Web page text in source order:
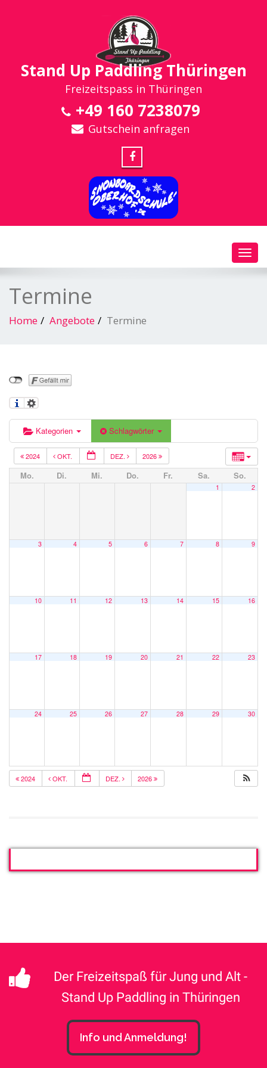
Stand Up Paddling Thüringen
Freizeitspass in Thüringen
+49 160 7238079
Gutschein anfragen
Termine
Home Angebote Termine
Kategorien Schlagwörter
2024 OKT. DEZ. 2026
Mo. Di. Mi. Do. Fr. Sa. So.
1 2
3 4 5 6 7 8 9
10 11 12 13 14 15 16
17 18 19 20 21 22 23
24 25 26 27 28 29 30
2024 OKT. DEZ. 2026
Der Freizeitspaß für Jung und Alt -
Stand Up Paddling in Thüringen
Info und Anmeldung!